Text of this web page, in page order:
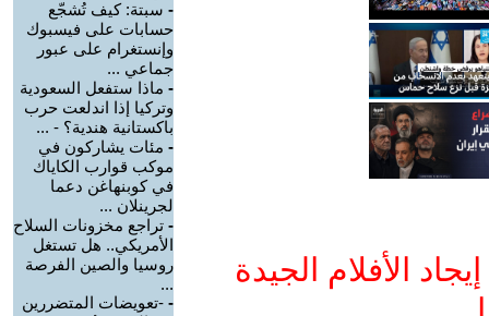
الأفلام الجيدة
- سبتة: كيف تُشجّع
حسابات على فيسبوك
وإنستغرام على عبور
جماعي ...
- ماذا ستفعل السعودية
وتركيا إذا اندلعت حرب
باكستانية هندية؟ - ...
- مئات يشاركون في
موكب قوارب الكاياك
في كوبنهاغن دعما
لجرينلان ...
- تراجع مخزونات السلاح
الأمريكي.. هل تستغل
روسيا والصين الفرصة
...
- -تعويضات المتضررين